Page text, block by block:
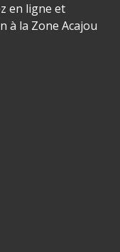
en ligne et
à la Zone Acajou